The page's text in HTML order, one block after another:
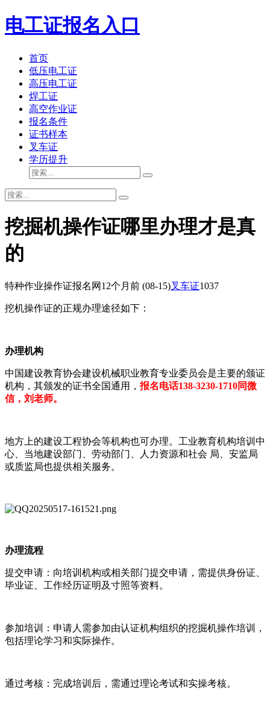
电工证报名入口
首页
低压电工证
高压电工证
焊工证
高空作业证
报名条件
证书样本
叉车证
学历提升
挖掘机操作证哪里办理才是真
的
特种作业操作证报名网 12个月前 (08-15)叉车证1037
挖机操作证的正规办理途径如下：
‌办理机构‌
中国建设教育协会建设机械职业教育专业委员会是主要的颁证
机构，其颁发的证书全国通用‌， 报名电话138-3230-1710同微
信，刘老师。
地方上的建设工程协会等机构也可办理‌。工业教育机构培训中
心、当地建设部门、劳动部门、人力资源和社会 局、安监局
或质监局也提供相关服务‌。
‌办理流程‌
‌提交申请‌：向培训机构或相关部门提交申请，需提供身份证、
毕业证、工作经历证明及寸照等资料‌。
‌参加培训‌：申请人需参加由认证机构组织的挖掘机操作培训，
包括理论学习和实际操作‌。
‌通过考核‌：完成培训后，需通过理论考试和实操考核‌。